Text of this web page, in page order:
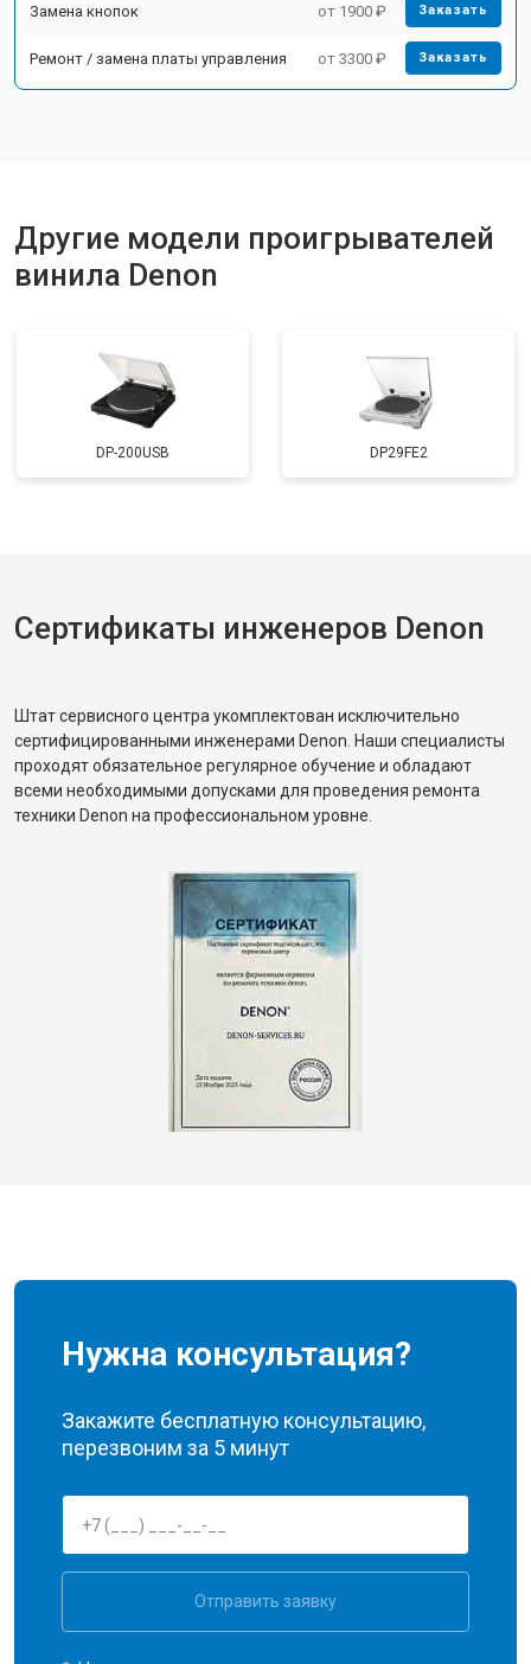
Замена кнопок от 1900 ₽ Заказать
Ремонт / замена платы управления от 3300 ₽ Заказать
Другие модели проигрывателей
винила Denon
DP-200USB DP29FE2
Сертификаты инженеров Denon
Штат сервисного центра укомплектован исключительно
сертифицированными инженерами Denon. Наши специалисты
проходят обязательное регулярное обучение и обладают
всеми необходимыми допусками для проведения ремонта
техники Denon на профессиональном уровне.
Нужна консультация?
Закажите бесплатную консультацию,
перезвоним за 5 минут
Отправить заявку